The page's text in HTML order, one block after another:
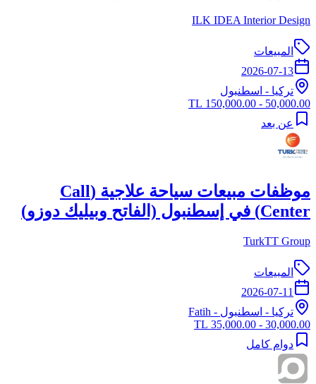
ILK IDEA Interior Design
المبيعات
2026-07-13
تركيا - اسطنبول
50,000.00 - 150,000.00 TL
عن بعد
موظفات مبيعات سياحة علاجية (Call
Center) في إسطنبول (الفاتح وبيليك دوزو)
TurkTT Group
المبيعات
2026-07-11
تركيا - اسطنبول - Fatih
30,000.00 - 35,000.00 TL
دوام كامل